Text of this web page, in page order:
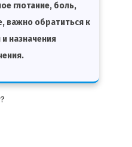
глотание, боль,
важно обратиться к
назначения